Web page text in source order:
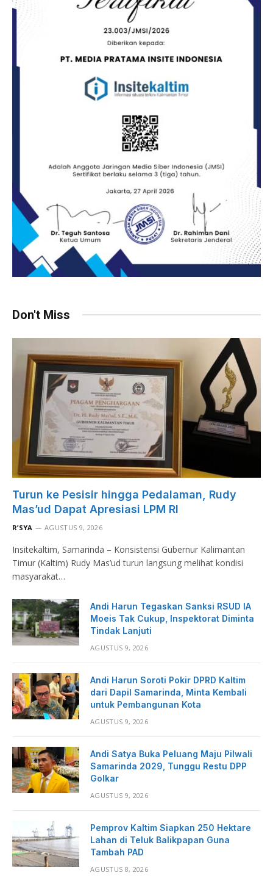
Don't Miss
Turun ke Pesisir hingga Pedalaman, Rudy
Mas’ud Dapat Apresiasi LPM RI
R’SYA AGUSTUS 9, 2026
Insitekaltim, Samarinda – Konsistensi Gubernur Kalimantan
Timur (Kaltim) Rudy Mas’ud turun langsung melihat kondisi
masyarakat…
Andi Harun Tegaskan Sanksi RSUD IA
Moeis Tak Cukup, Inspektorat Diminta
Tindak Lanjuti
AGUSTUS 9, 2026
Andi Harun Soroti Pokir DPRD Kaltim
dari Dapil Samarinda, Minta Kembali
untuk Pembangunan Kota
AGUSTUS 9, 2026
Andi Satya Buka Peluang Maju Pilwali
Samarinda 2029, Tunggu Restu DPP
Golkar
AGUSTUS 9, 2026
Pemprov Kaltim Siapkan 250 Hektare
Lahan di Teluk Balikpapan Guna
Tambah PAD
AGUSTUS 8, 2026